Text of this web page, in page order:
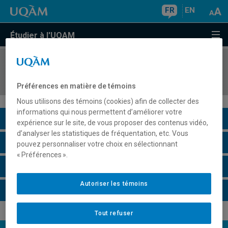
FR EN
Étudier à l'UQAM
COURS//
Description du cours
Horaire - Été 2026
Préférences en matière de témoins
Nous utilisons des témoins (cookies) afin de collecter des
informations qui nous permettent d’améliorer votre
expérience sur le site, de vous proposer des contenus vidéo,
d’analyser les statistiques de fréquentation, etc. Vous
pouvez personnaliser votre choix en sélectionnant
« Préférences ».
Tout refuser
Autoriser les témoins